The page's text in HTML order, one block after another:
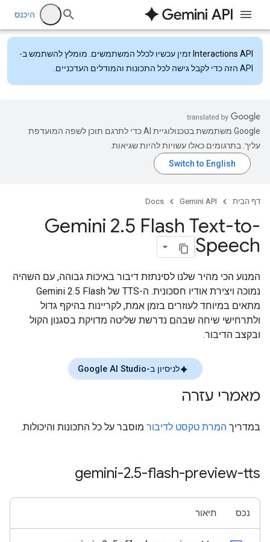
היכנס
Interactions API זמין עכשיו לכלל המשתמשים. מומלץ להשתמש ב-
API הזה כדי לקבל גישה לכל התכונות והמודלים העדכניים.
‫Google משתמשת בטכנולוגיית AI כדי לתרגם תוכן לשפה המועדפת
עליך. בתרגומים כאלו עשויות להיות שגיאות.
דף הבית Gemini API
Docs
Gemini 2.5 Flash Text-to-
Speech
המנוע הכי מהיר שלנו לסינתזת דיבור באיכות גבוהה, עם השהיה
נמוכה ויצירת אודיו חסכונית. ה-TTS של Gemini 2.5 Flash
מתאים במיוחד לעוזרים בזמן אמת, לקריינות בהיקף גדול
ולתרחישי שיחה שבהם נדרשת שליטה מדויקת בסגנון הקול
ובקצב הדיבור.
לניסיון ב-Google AI Studio
מאמרי עזרה
במדריך המרת טקסט לדיבור מוסבר על כל התכונות והיכולות.
gemini-2.5-flash-preview-tts
נכס תיאור